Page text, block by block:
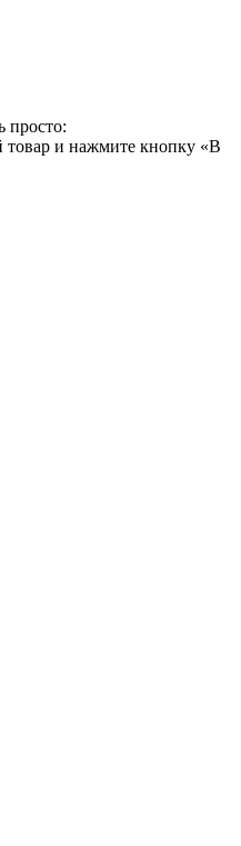
просто:
товар и нажмите кнопку «В